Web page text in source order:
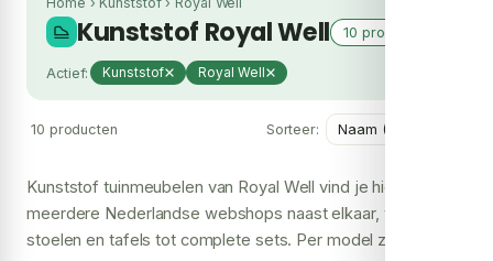
Kunststof Royal Well 10 producten
Actief: Kunststof Royal Well
10 producten Sorteer:
Kunststof tuinmeubelen van Royal Well vind je hier bij
meerdere Nederlandse webshops naast elkaar, van
stoelen en tafels tot complete sets. Per model zie je de